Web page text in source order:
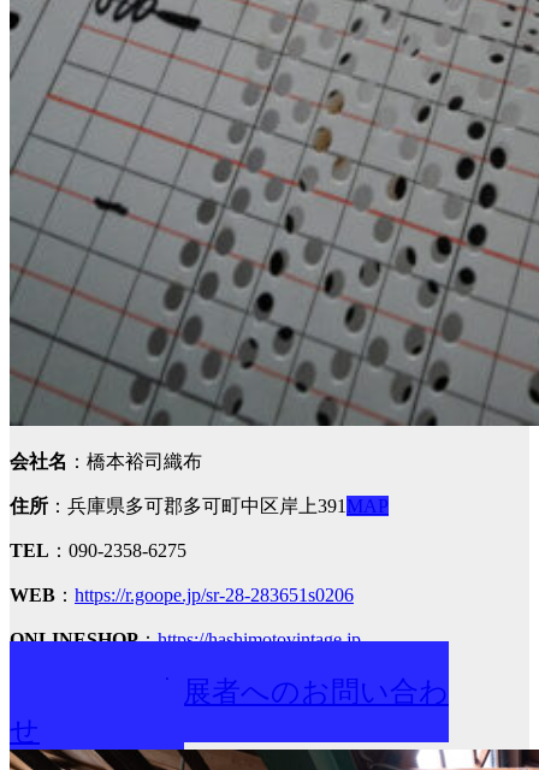
会社名 ：橋本裕司織布
住所 ：兵庫県多可郡多可町中区岸上391 MAP
TEL ：090-2358-6275
WEB ： https://r.goope.jp/sr-28-283651s0206
ONLINESHOP：https://hashimotovintage.jp
出展者へのお問い合わ
せ